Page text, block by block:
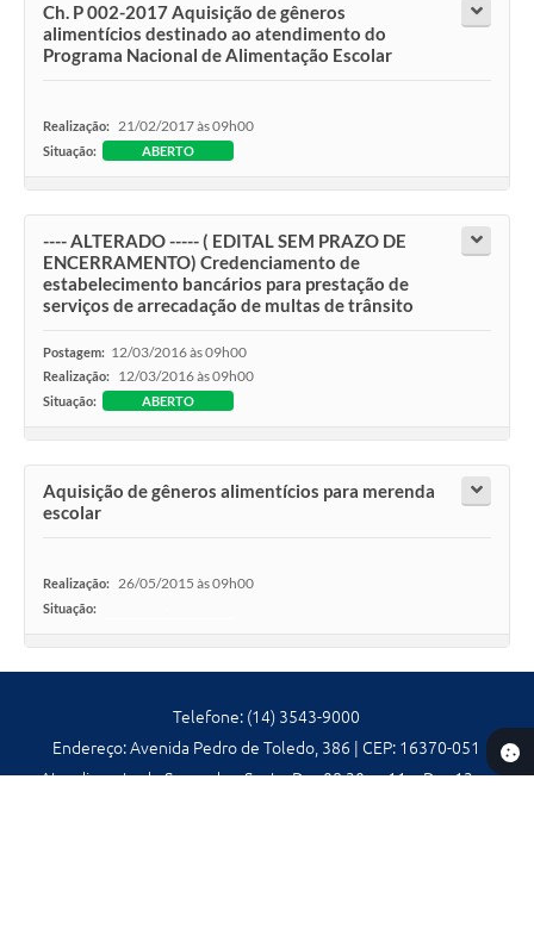
Ch. P 002-2017 Aquisição de gêneros
alimentícios destinado ao atendimento do
Programa Nacional de Alimentação Escolar
Realização: 21/02/2017 às 09h00
Situação: ABERTO
---- ALTERADO ----- ( EDITAL SEM PRAZO DE
ENCERRAMENTO) Credenciamento de
estabelecimento bancários para prestação de
serviços de arrecadação de multas de trânsito
Postagem: 12/03/2016 às 09h00
Realização: 12/03/2016 às 09h00
Situação: ABERTO
Aquisição de gêneros alimentícios para merenda
escolar
Realização: 26/05/2015 às 09h00
Situação:
Telefone: (14) 3543-9000
Endereço: Avenida Pedro de Toledo, 386 | CEP: 16370-051
Atendimento de Segunda a Sexta, Das 08:30 as 11 e Das 13 as